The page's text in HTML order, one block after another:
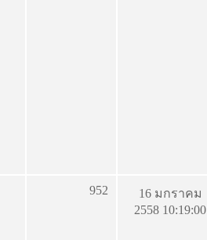
952
16 มกราคม
2558 10:19:00